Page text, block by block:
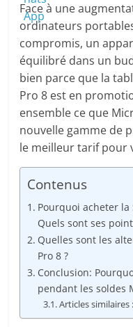
Face à une
ordinateurs
compromis, un
équilibré dans un
bien parce que la
Pro 8 est en
ensemble ce que
nouvelle gamme de
le meilleur tarif pour
Contenus
Pourquoi acheter la
Quels sont ses
Quelles sont les
Pro 8 ?
Conclusion:
pendant les soldes
Articles similaires :